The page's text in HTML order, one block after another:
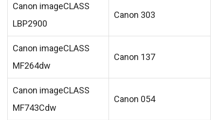
Canon imageCLASS
LBP2900
Canon 303
Canon imageCLASS
MF264dw
Canon 137
Canon imageCLASS
MF743Cdw
Canon 054